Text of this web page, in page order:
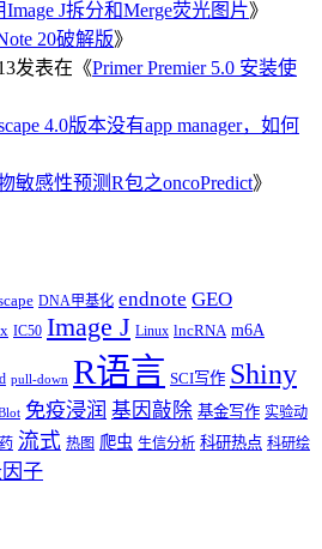
Image J拆分和Merge荧光图片》
20破解版》
发表在《Primer Premier 5.0 安装使
4.0版本没有app manager，如何
敏感性预测R包之oncoPredict》
DNA甲基化 endnote GEO
IC50 Image J Linux lncRNA m6A
pull-down R语言 SCI写作 Shiny
免疫浸润 基因敲除 基金写作 实验动
流式 热图 爬虫 生信分析 科研热点 科研绘
子